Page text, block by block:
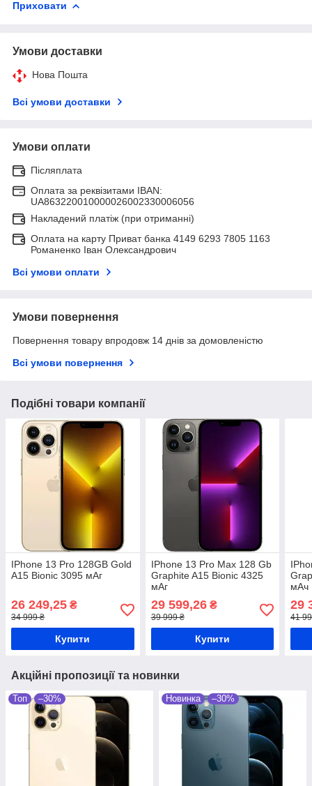
Приховати
Умови доставки
Нова Пошта
Всі умови доставки
Умови оплати
Післяплата
Оплата за реквізитами IBAN:
UA863220010000026002330006056
Накладений платіж (при отриманні)
Оплата на карту Приват банка 4149 6293 7805 1163
Романенко Іван Олександрович
Всі умови оплати
Умови повернення
Повернення товару впродовж 14 днів за домовленістю
Всі умови повернення
Подібні товари компанії
IPhone 13 Pro 128GB Gold
A15 Bionic 3095 мАг
26 249,25 ₴
34 999 ₴
Купити
IPhone 13 Pro Max 128 Gb
Graphite A15 Bionic 4325
мАг
29 599,26₴
39 999 ₴
Купити
мАч
29
41
Акційні пропозиції та новинки
Топ –30% Новинка –30%